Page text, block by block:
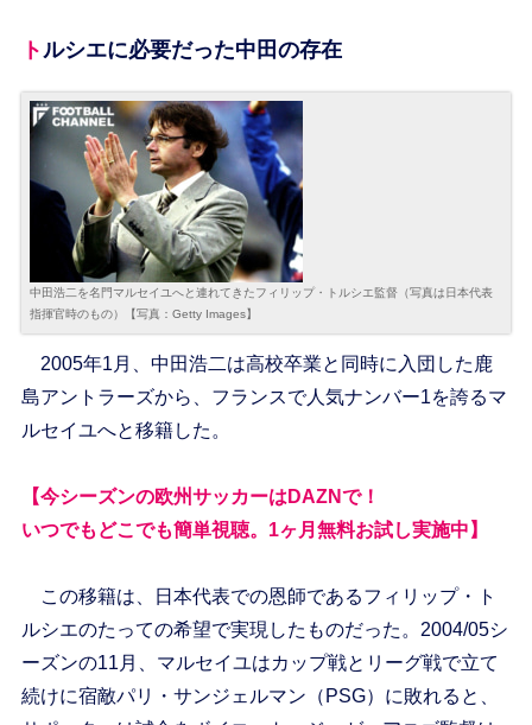
トルシエに必要だった中田の存在
中田浩二を名門マルセイユへと連れてきたフィリップ・トルシエ監督（写真は日本代表
指揮官時のもの）【写真：Getty Images】
2005年1月、中田浩二は高校卒業と同時に入団した鹿
島アントラーズから、フランスで人気ナンバー1を誇るマ
ルセイユへと移籍した。
【今シーズンの欧州サッカーはDAZNで！
いつでもどこでも簡単視聴。1ヶ月無料お試し実施中】
この移籍は、日本代表での恩師であるフィリップ・ト
ルシエのたっての希望で実現したものだった。2004/05シ
ーズンの11月、マルセイユはカップ戦とリーグ戦で立て
続けに宿敵パリ・サンジェルマン（PSG）に敗れると、